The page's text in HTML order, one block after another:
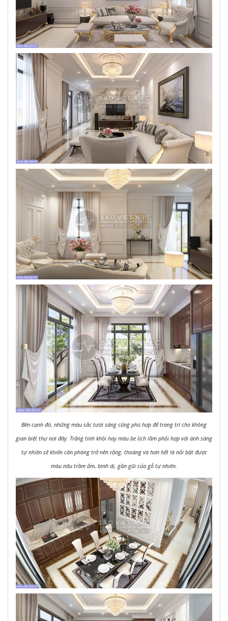
Bên cạnh đó, những màu sắc tươi sáng cũng phù hợp để trang trí cho không
gian biệt thự nơi đây. Trắng tinh khôi hay màu be lịch lãm phối hợp với ánh sáng
tự nhiên sẽ khiến căn phòng trở nên rộng, thoáng và hơn hết là nổi bật được
màu nâu trầm ấm, bình dị, gần gũi của gỗ tự nhiên.